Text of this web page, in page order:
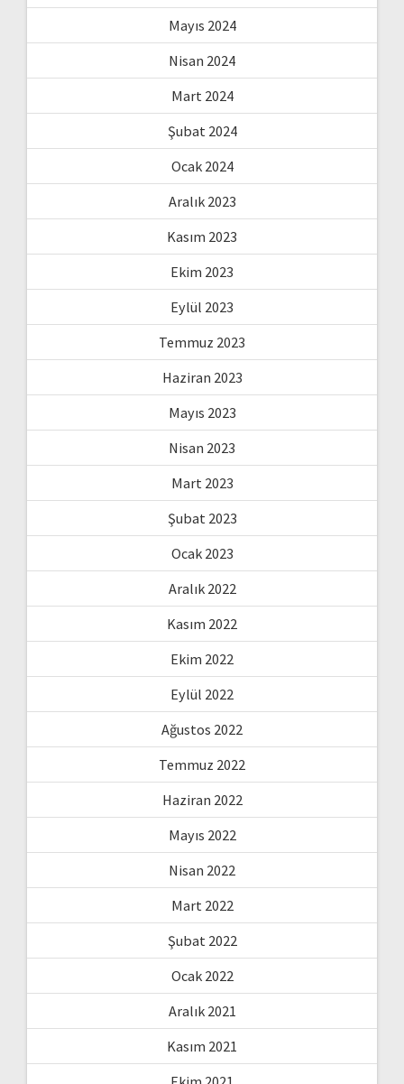
Mayıs 2024
Nisan 2024
Mart 2024
Şubat 2024
Ocak 2024
Aralık 2023
Kasım 2023
Ekim 2023
Eylül 2023
Temmuz 2023
Haziran 2023
Mayıs 2023
Nisan 2023
Mart 2023
Şubat 2023
Ocak 2023
Aralık 2022
Kasım 2022
Ekim 2022
Eylül 2022
Ağustos 2022
Temmuz 2022
Haziran 2022
Mayıs 2022
Nisan 2022
Mart 2022
Şubat 2022
Ocak 2022
Aralık 2021
Kasım 2021